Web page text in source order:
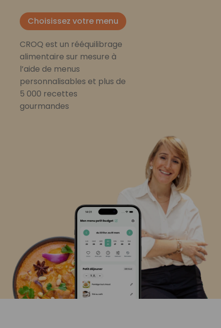
Choisissez votre menu
CROQ est un rééquilibrage
alimentaire sur mesure à
l’aide de menus
personnalisables et plus de
5 000 recettes
gourmandes